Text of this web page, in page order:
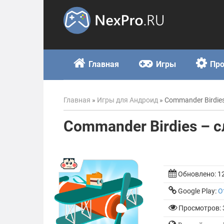
Главная Игры
Главная » Игры для Андроид » Commander
Commander Birdies –
Обновлено:
Google Play:
Просмотров: